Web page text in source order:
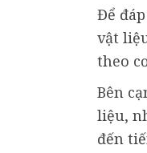
Để
vật
theo
Bên
liệu,
đến